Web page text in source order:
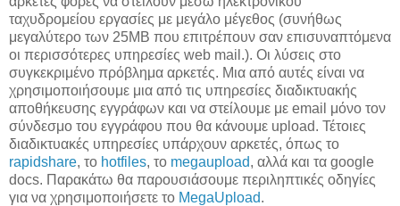
ταχυδρομείου εργασίες με μεγάλο μέγεθος (συνήθως
μεγαλύτερο των 25MB που επιτρέπουν σαν επισυναπτόμενα
οι περισσότερες υπηρεσίες web mail.). Οι λύσεις στο
συγκεκριμένο πρόβλημα αρκετές. Μια από αυτές είναι να
χρησιμοποιήσουμε μια από τις υπηρεσίες διαδικτυακής
αποθήκευσης εγγράφων και να στείλουμε με email μόνο τον
σύνδεσμο του εγγράφου που θα κάνουμε upload. Τέτοιες
διαδικτυακές υπηρεσίες υπάρχουν αρκετές, όπως το
rapidshare, το hotfiles, το megaupload, αλλά και τα google
docs. Παρακάτω θα παρουσιάσουμε περιληπτικές οδηγίες
για να χρησιμοποιήσετε το MegaUpload.